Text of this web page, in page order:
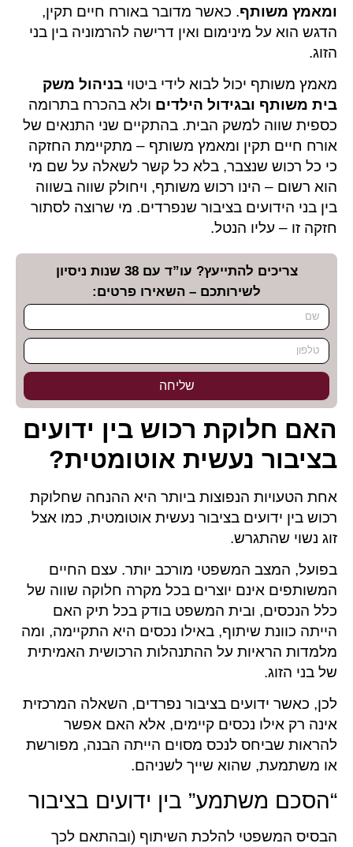
ומאמץ משותף. כאשר מדובר באורח חיים תקין,
הדגש הוא על מינימום ואין דרישה להרמוניה בין בני
הזוג.
מאמץ משותף יכול לבוא לידי ביטוי בניהול משק
בית משותף ובגידול הילדים ולא בהכרח בתרומה
כספית שווה למשק הבית. בהתקיים שני התנאים של
אורח חיים תקין ומאמץ משותף – מתקיימת החזקה
כי כל רכוש שנצבר, בלא כל קשר לשאלה על שם מי
הוא רשום – הינו רכוש משותף, ויחולק שווה בשווה
בין בני הידועים בציבור שנפרדים. מי שרוצה לסתור
חזקה זו – עליו הנטל.
צריכים להתייעץ? עו”ד עם 38 שנות ניסיון
לשירותכם – השאירו פרטים:
שליחה
האם חלוקת רכוש בין ידועים
בציבור נעשית אוטומטית?
אחת הטעויות הנפוצות ביותר היא ההנחה שחלוקת
רכוש בין ידועים בציבור נעשית אוטומטית, כמו אצל
זוג נשוי שהתגרש.
בפועל, המצב המשפטי מורכב יותר. עצם החיים
המשותפים אינם יוצרים בכל מקרה חלוקה שווה של
כלל הנכסים, ובית המשפט בודק בכל תיק האם
הייתה כוונת שיתוף, באילו נכסים היא התקיימה, ומה
מלמדות הראיות על ההתנהלות הרכושית האמיתית
של בני הזוג.
לכן, כאשר ידועים בציבור נפרדים, השאלה המרכזית
אינה רק אילו נכסים קיימים, אלא האם אפשר
להראות שביחס לנכס מסוים הייתה הבנה, מפורשת
או משתמעת, שהוא שייך לשניהם.
“הסכם משתמע” בין ידועים בציבור
הבסיס המשפטי להלכת השיתוף (ובהתאם לכך